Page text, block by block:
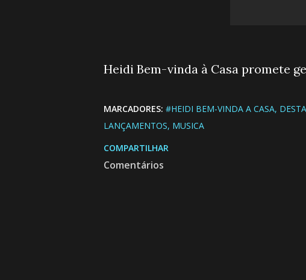
Heidi Bem-vinda à Casa promete
MARCADORES: #HEIDI BEM-VINDA A CASA
LANÇAMENTOS MUSICA
COMPARTILHAR
Comentários